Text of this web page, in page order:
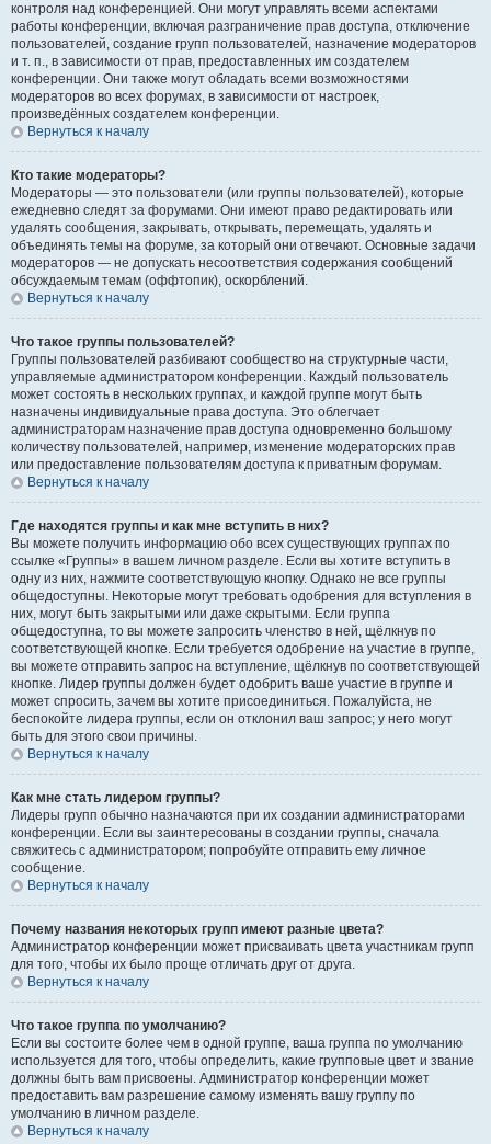
контроля над конференцией. Они могут управлять всеми аспектами
работы конференции, включая разграничение прав доступа, отключение
пользователей, создание групп пользователей, назначение модераторов
и т. п., в зависимости от прав, предоставленных им создателем
конференции. Они также могут обладать всеми возможностями
модераторов во всех форумах, в зависимости от настроек,
произведённых создателем конференции.
Вернуться к началу
Кто такие модераторы?
Модераторы — это пользователи (или группы пользователей), которые
ежедневно следят за форумами. Они имеют право редактировать или
удалять сообщения, закрывать, открывать, перемещать, удалять и
объединять темы на форуме, за который они отвечают. Основные задачи
модераторов — не допускать несоответствия содержания сообщений
обсуждаемым темам (оффтопик), оскорблений.
Вернуться к началу
Что такое группы пользователей?
Группы пользователей разбивают сообщество на структурные части,
управляемые администратором конференции. Каждый пользователь
может состоять в нескольких группах, и каждой группе могут быть
назначены индивидуальные права доступа. Это облегчает
администраторам назначение прав доступа одновременно большому
количеству пользователей, например, изменение модераторских прав
или предоставление пользователям доступа к приватным форумам.
Вернуться к началу
Где находятся группы и как мне вступить в них?
Вы можете получить информацию обо всех существующих группах по
ссылке «Группы» в вашем личном разделе. Если вы хотите вступить в
одну из них, нажмите соответствующую кнопку. Однако не все группы
общедоступны. Некоторые могут требовать одобрения для вступления в
них, могут быть закрытыми или даже скрытыми. Если группа
общедоступна, то вы можете запросить членство в ней, щёлкнув по
соответствующей кнопке. Если требуется одобрение на участие в группе,
вы можете отправить запрос на вступление, щёлкнув по соответствующей
кнопке. Лидер группы должен будет одобрить ваше участие в группе и
может спросить, зачем вы хотите присоединиться. Пожалуйста, не
беспокойте лидера группы, если он отклонил ваш запрос; у него могут
быть для этого свои причины.
Вернуться к началу
Как мне стать лидером группы?
Лидеры групп обычно назначаются при их создании администраторами
конференции. Если вы заинтересованы в создании группы, сначала
свяжитесь с администратором; попробуйте отправить ему личное
сообщение.
Вернуться к началу
Почему названия некоторых групп имеют разные цвета?
Администратор конференции может присваивать цвета участникам групп
для того, чтобы их было проще отличать друг от друга.
Вернуться к началу
Что такое группа по умолчанию?
Если вы состоите более чем в одной группе, ваша группа по умолчанию
используется для того, чтобы определить, какие групповые цвет и звание
должны быть вам присвоены. Администратор конференции может
предоставить вам разрешение самому изменять вашу группу по
умолчанию в личном разделе.
Вернуться к началу